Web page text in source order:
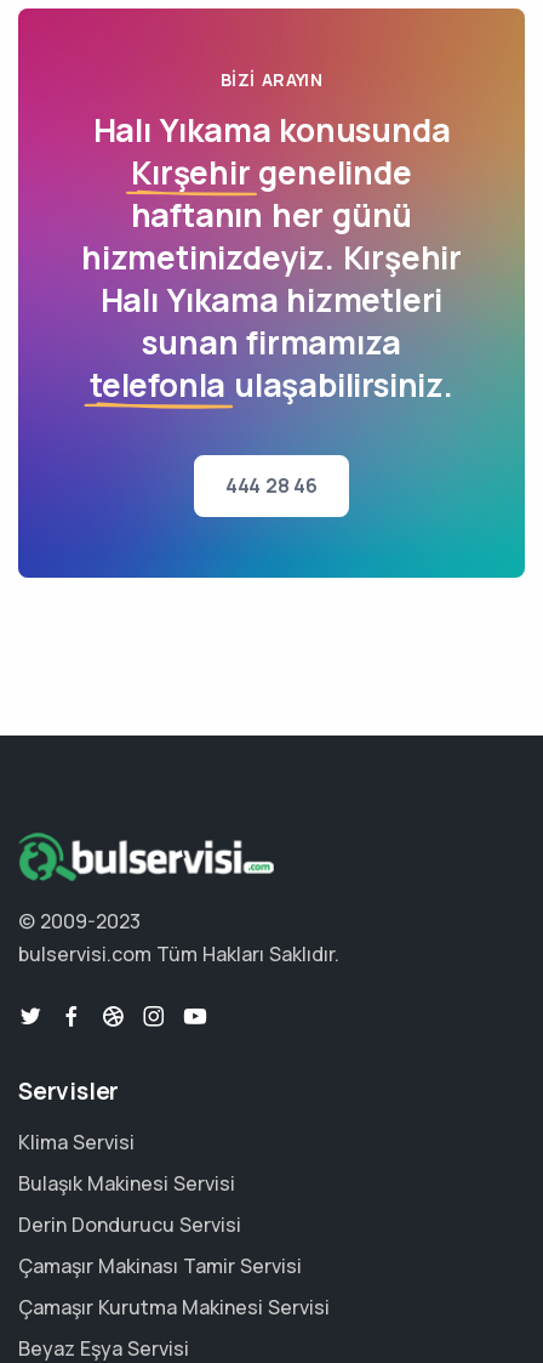
BIZI ARAYIN
Halı Yıkama konusunda
Kırşehir genelinde
haftanın her günü
hizmetinizdeyiz. Kırşehir
Halı Yıkama hizmetleri
sunan firmamıza
telefonla ulaşabilirsiniz.
444 28 46
© 2009-2023
bulservisi.com Tüm Hakları Saklıdır.
Servisler
Klima Servisi
Bulaşık Makinesi Servisi
Derin Dondurucu Servisi
Çamaşır Makinası Tamir Servisi
Çamaşır Kurutma Makinesi Servisi
Beyaz Eşya Servisi